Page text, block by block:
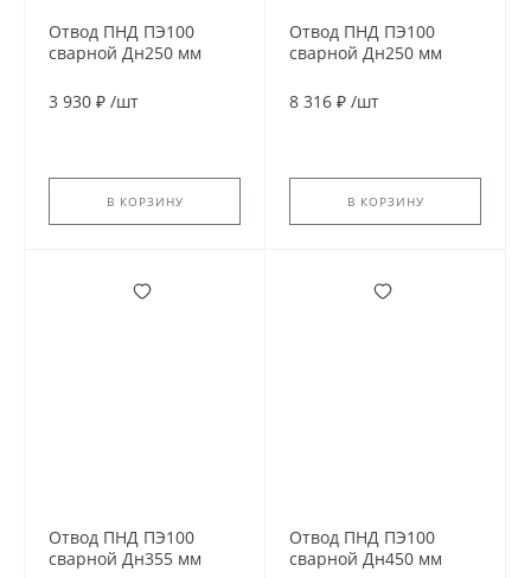
Отвод ПНД ПЭ100
сварной Дн250 мм
3 930 ₽ /шт
В КОРЗИНУ
Отвод ПНД ПЭ100
сварной Дн250 мм
8 316 ₽ /шт
В КОРЗИНУ
Отвод ПНД ПЭ100
сварной Дн355 мм
Отвод ПНД ПЭ100
сварной Дн450 мм